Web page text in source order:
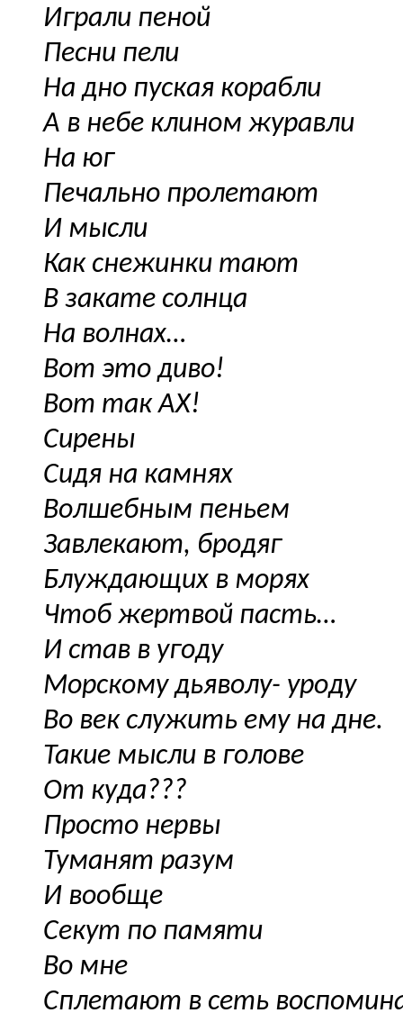
Играли пеной
Песни пели
На дно пуская корабли
А в небе клином журавли
На юг
Печально пролетают
И мысли
Как снежинки тают
В закате солнца
На волнах…
Вот это диво!
Вот так АХ!
Сирены
Сидя на камнях
Волшебным пеньем
Завлекают, бродяг
Блуждающих в морях
Чтоб жертвой пасть…
И став в угоду
Морскому дьяволу- уроду
Во век служить ему на дне.
Такие мысли в голове
От куда???
Просто нервы
Туманят разум
И вообще
Секут по памяти
Во мне
Сплетают в сеть